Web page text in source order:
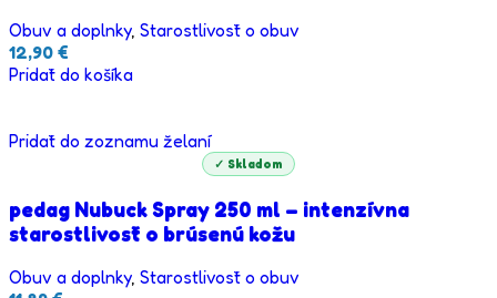
Obuv a doplnky, Starostlivosť o obuv
12,90 €
Pridať do košíka
Pridať do zoznamu želaní
✓ Skladom
pedag Nubuck Spray 250 ml – intenzívna
starostlivosť o brúsenú kožu
Obuv a doplnky, Starostlivosť o obuv